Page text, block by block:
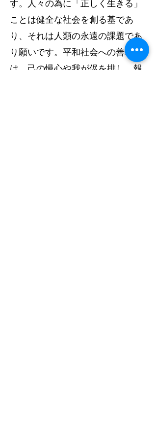
す。人々の為に「正しく生きる」
ことは健全な社会を創る基であ
り、それは人類の永遠の課題であ
り願いです。平和社会への善導
は、己の慢心や我が侭を排し、報